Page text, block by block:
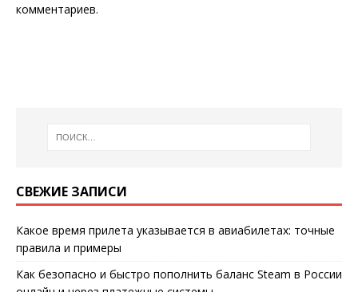
комментариев.
СВЕЖИЕ ЗАПИСИ
Какое время прилета указывается в авиабилетах: точные
правила и примеры
Как безопасно и быстро пополнить баланс Steam в России